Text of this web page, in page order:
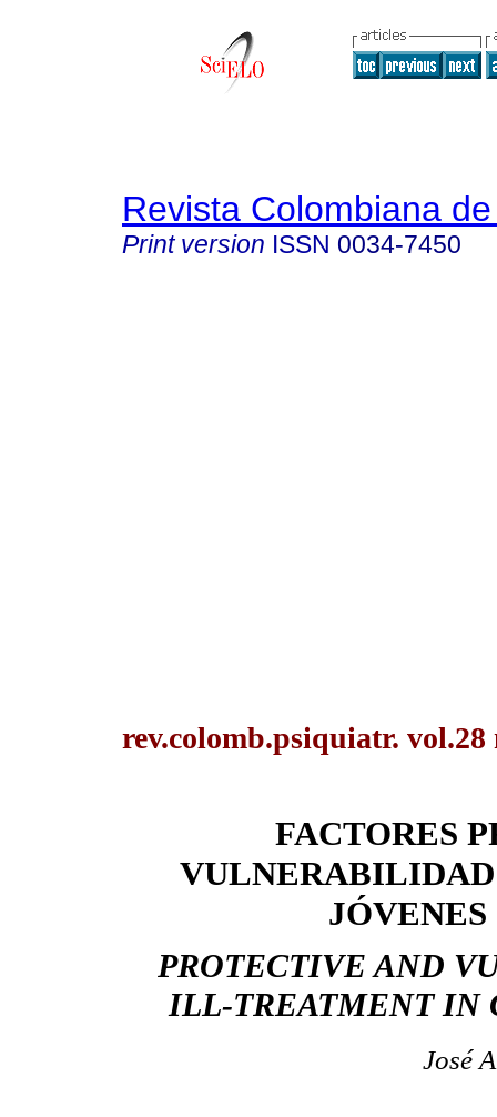
Revista Colombiana
Print version ISSN 0034-7450
rev.colomb.psiquiatr.
FACTORES
PROTECTIVE AND
ILL-TREATMENT IN
José